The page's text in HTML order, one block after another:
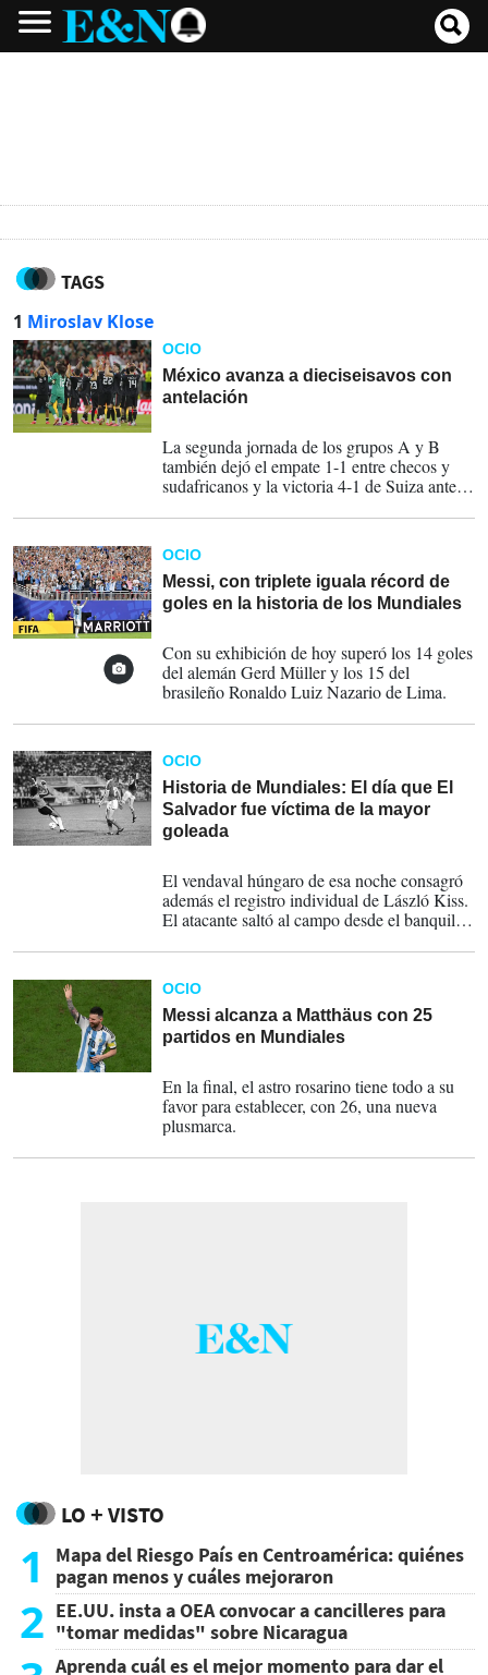
TAGS
1 Miroslav Klose
OCIO
México avanza a dieciseisavos con
antelación
La segunda jornada de los grupos A y B
también dejó el empate 1-1 entre checos y
sudafricanos y la victoria 4-1 de Suiza ante
OCIO
Messi, con triplete iguala récord de
goles en la historia de los Mundiales
Con su exhibición de hoy superó los 14 goles
del alemán Gerd Müller y los 15 del
brasileño Ronaldo Luiz Nazario de Lima.
OCIO
Historia de Mundiales: El día que El
Salvador fue víctima de la mayor
goleada
El vendaval húngaro de esa noche consagró
además el registro individual de László Kiss.
El atacante saltó al campo desde el banquillo
mundialista más rápido jamás visto.
OCIO
Messi alcanza a Matthäus con 25
partidos en Mundiales
En la final, el astro rosarino tiene todo a su
favor para establecer, con 26, una nueva
plusmarca.
LO + VISTO
1
Mapa del Riesgo País en Centroamérica: quiénes
pagan menos y cuáles mejoraron
2 EE.UU. insta a OEA convocar a cancilleres para
"tomar medidas" sobre Nicaragua
Aprenda cuál es el mejor momento para dar el